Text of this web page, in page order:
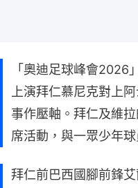
「奧迪足球峰會2026
上演拜仁慕尼克對上
事作壓軸。拜仁及維
席活動，與一眾少年球
拜仁前巴西國腳前鋒